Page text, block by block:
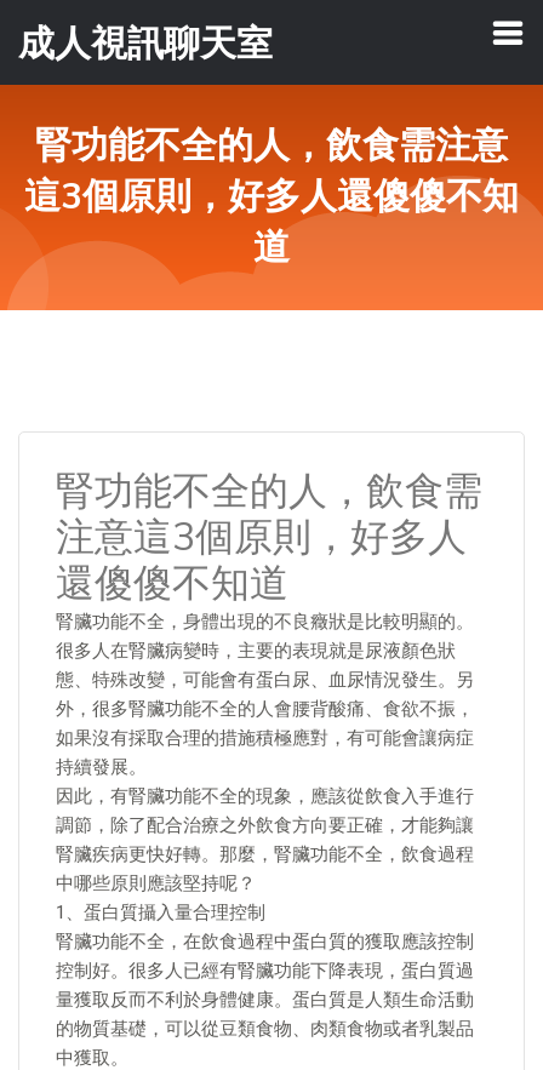
成人視訊聊天室
腎功能不全的人，飲食需注意
這3個原則，好多人還傻傻不知
道
腎功能不全的人，飲食需
注意這3個原則，好多人
還傻傻不知道
腎臟功能不全，身體出現的不良癥狀是比較明顯的。
很多人在腎臟病變時，主要的表現就是尿液顏色狀
態、特殊改變，可能會有蛋白尿、血尿情況發生。另
外，很多腎臟功能不全的人會腰背酸痛、食欲不振，
如果沒有採取合理的措施積極應對，有可能會讓病症
持續發展。
因此，有腎臟功能不全的現象，應該從飲食入手進行
調節，除了配合治療之外飲食方向要正確，才能夠讓
腎臟疾病更快好轉。那麼，腎臟功能不全，飲食過程
中哪些原則應該堅持呢？
1、蛋白質攝入量合理控制
腎臟功能不全，在飲食過程中蛋白質的獲取應該控制
控制好。很多人已經有腎臟功能下降表現，蛋白質過
量獲取反而不利於身體健康。蛋白質是人類生命活動
的物質基礎，可以從豆類食物、肉類食物或者乳製品
中獲取。